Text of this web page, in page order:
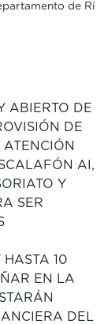
de Rí
ABIERTO DE
DE
AI,
Y
SER
HASTA 10
EN LA
DEL